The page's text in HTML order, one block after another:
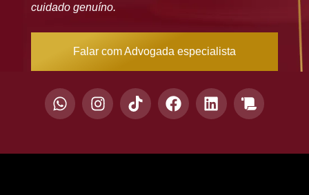
cuidado genuíno.
Falar com Advogada especialista